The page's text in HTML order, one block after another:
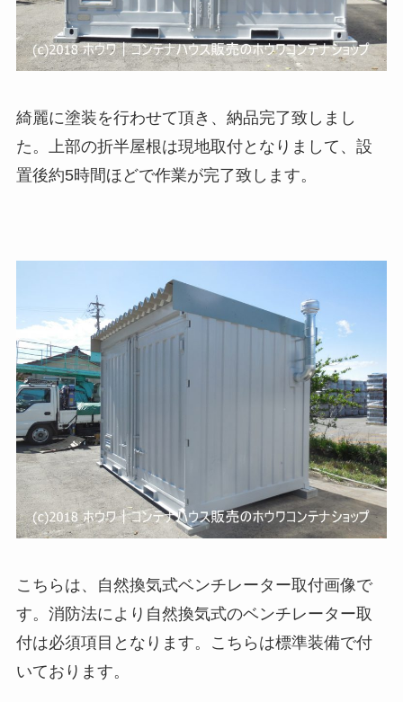
綺麗に塗装を行わせて頂き、納品完了致しまし
た。上部の折半屋根は現地取付となりまして、設
置後約5時間ほどで作業が完了致します。
こちらは、自然換気式ベンチレーター取付画像で
す。消防法により自然換気式のベンチレーター取
付は必須項目となります。こちらは標準装備で付
いております。